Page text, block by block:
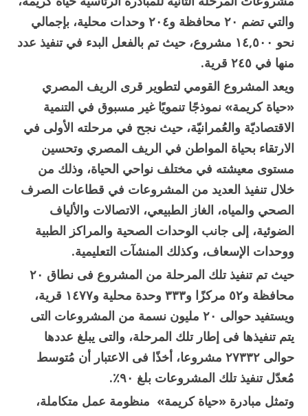
مليون
مواطن..
أضخم
مشروع
تنموي
في
مغلقة
والتي تضم ٢٠ محافظة و٢٠٤ وحدات محلية، بإجمالي
نحو ١٤,٥٠٠ مشروع، حيث تم بالفعل البدء في تنفيذ عدد
منها في ٢٤٥ قرية.
ويعد المشروع القومي لتطوير قرى الريف المصري
«حياة كريمة» نموذجًا تنمويًا غير مسبوق في التنمية
الاقتصاديّة والعُمرانيّة، حيث نجح في مرحلته الأولى في
الارتقاء بحياة المواطن في الريف المصري وتحسين
مستوى معيشته في مختلف نواحي الحياة، وذلك من
خلال تنفيذ العديد من المشروعات في قطاعات الصرف
الصحي والمياه، الغاز الطبيعي، الاتصالات والألياف
الضوئية، إلى جانب الوحدات الصحية والمراكز الطبية
ووحدات الإسعاف، وكذلك المنشآت التعليمية.
حيث تم تنفيذ تلك المرحلة من المشروع فى نطاق ٢٠
محافظة و٥٢ مركزًا و٣٣٣ وحدة محلية و١٤٧٧ قرية،
ويستفيد حوالى ٢٠ مليون نسمة من المشروعات التى
يتم تنفيذها فى إطار تلك المرحلة، والتى يبلغ عددها
حوالى ٢٧٣٣٢ مشروعا، أخذًا فى الاعتبار أن مُتوسط
مُعدّل تنفيذ تلك المشروعات بلغ ٩٠٪.
وتمثل مبادرة «حياة كريمة» منظومة عمل متكاملة،